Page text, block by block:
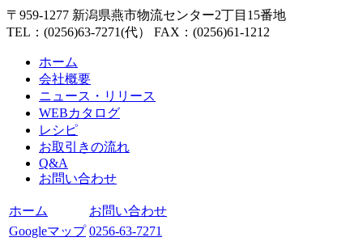
〒959-1277 新潟県燕市物流センター2丁目15番地
TEL：(0256)63-7271(代） FAX：(0256)61-1212
ホーム
会社概要
ニュース・リリース
WEBカタログ
レシピ
お取引きの流れ
Q&A
お問い合わせ
ホーム
お問い合わせ
Googleマップ 0256-63-7271